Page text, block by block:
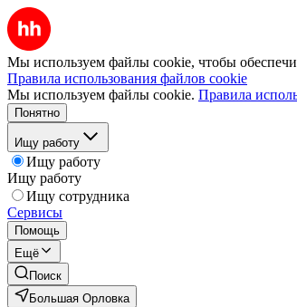
Мы используем файлы cookie, чтобы
Правила использования файлов cookie
Мы используем файлы cookie. Правила
Понятно
Ищу работу
Ищу работу
Ищу работу
Ищу сотрудника
Сервисы
Помощь
Ещё
Поиск
Большая Орловка